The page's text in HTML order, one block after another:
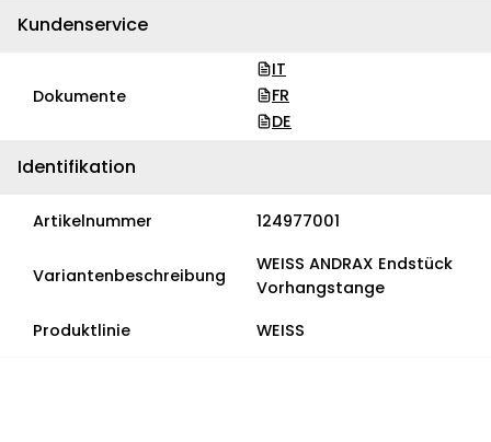
Kundenservice
Dokumente
IT
FR
DE
Identifikation
Artikelnummer 124977001
Variantenbeschreibung
WEISS ANDRAX Endstück
Vorhangstange
Produktlinie
WEISS